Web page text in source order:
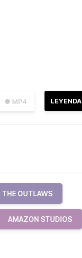
● MP4 LEYENDA
THE OUTLAWS
AMAZON STUDIOS